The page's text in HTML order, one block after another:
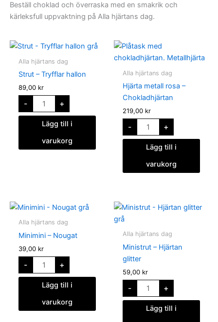
Beställ choklad och överraska med en smakrik och
kärleksfull uppvaktning på Alla hjärtans dag.
Alla hjärtans dag
Strut – Tryfflar hallon
89,00 kr
-
Strut
-
Tryfflar
hallon
mängd
+
Lägg till i
varukorg
Alla hjärtans dag
Hjärta metall rosa –
Chokladhjärtan
219,00 kr
-
Hjärta
metall
rosa
-
Chokladhjärtan
mängd
+
Lägg till i
varukorg
Alla hjärtans dag
Minimini – Nougat
39,00 kr
-
Minimini
-
Nougat
mängd
+
Lägg till i
varukorg
Alla hjärtans dag
Ministrut – Hjärtan
glitter
59,00 kr
-
Ministrut
-
mängd
+
Lägg till i